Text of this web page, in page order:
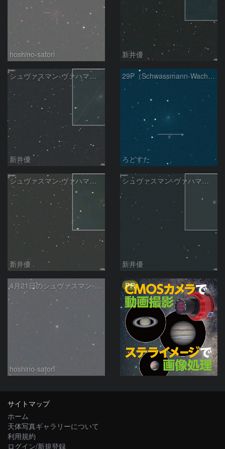
hoshino-satori 新井優
シュヴァスマン-ヴァハマン彗星 ( 29P )：2026/05/10
新井優
29P（Schwassmann-Wachmann）
ろどすた
シュヴァスマン-ヴァハマン彗星 ( 29P )：2026/05/07
新井優
シュヴァスマン-ヴァハマン彗星 ( 29P )：2026/04/21
新井優
4月21日のシュヴァスマン-ヴァハマン第1彗星（Schwassmann-Wachmann 1）
hoshino-satori
PR
サイトマップ
ホーム
天体写真ギャラリーについて
利用規約
ログイン/新規登録